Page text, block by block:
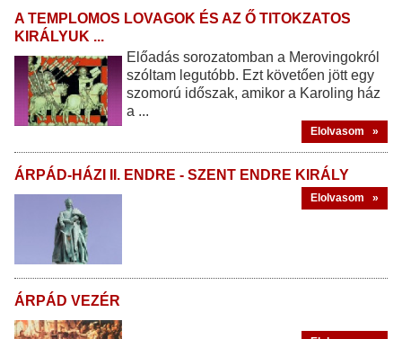
A TEMPLOMOS LOVAGOK ÉS AZ Ő TITOKZATOS
KIRÁLYUK ...
Előadás sorozatomban a Merovingokról
szóltam legutóbb. Ezt követően jött egy
szomorú időszak, amikor a Karoling ház
a ...
Elolvasom »
ÁRPÁD-HÁZI II. ENDRE - SZENT ENDRE KIRÁLY
Elolvasom »
ÁRPÁD VEZÉR